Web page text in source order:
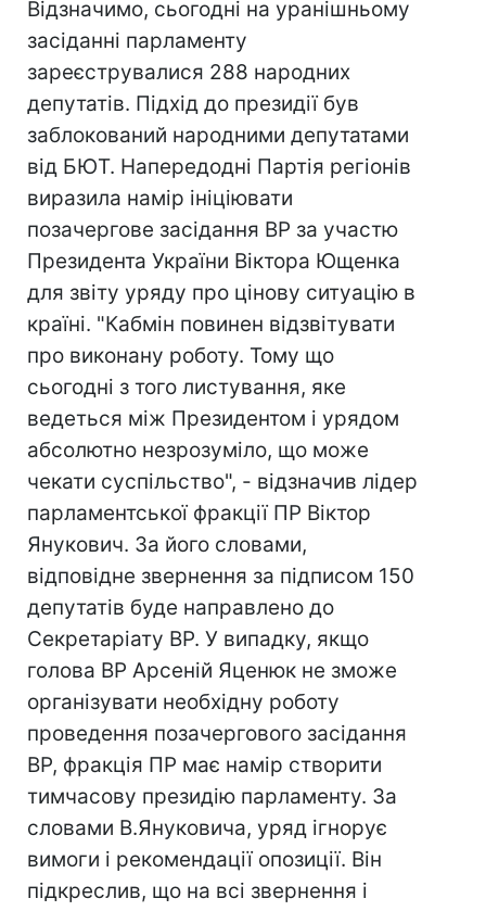
Відзначимо, сьогодні на уранішньому
засіданні парламенту
зареєструвалися 288 народних
депутатів. Підхід до президії був
заблокований народними депутатами
від БЮТ. Напередодні Партія регіонів
виразила намір ініціювати
позачергове засідання ВР за участю
Президента України Віктора Ющенка
для звіту уряду про цінову ситуацію в
країні. "Кабмін повинен відзвітувати
про виконану роботу. Тому що
сьогодні з того листування, яке
ведеться між Президентом і урядом
абсолютно незрозуміло, що може
чекати суспільство", - відзначив лідер
парламентської фракції ПР Віктор
Янукович. За його словами,
відповідне звернення за підписом 150
депутатів буде направлено до
Секретаріату ВР. У випадку, якщо
голова ВР Арсеній Яценюк не зможе
організувати необхідну роботу
проведення позачергового засідання
ВР, фракція ПР має намір створити
тимчасову президію парламенту. За
словами В.Януковича, уряд ігнорує
вимоги і рекомендації опозиції. Він
підкреслив, що на всі звернення і